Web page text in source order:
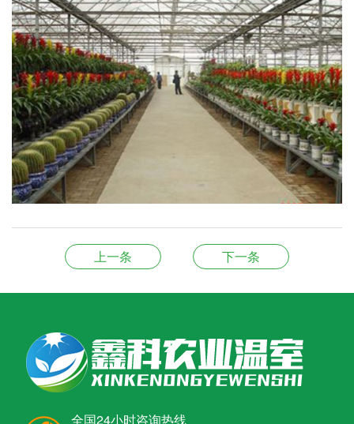
上一条 下一条
全国24小时咨询热线